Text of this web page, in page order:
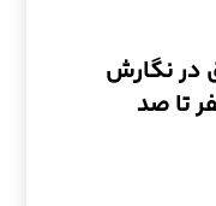
در نگارش
تا صد